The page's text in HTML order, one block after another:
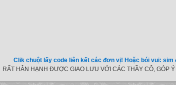
Clik chuột lấy code liên kết các đơn vị! Hoặc bói vui: sim đẹp,
RẤT HÂN HẠNH ĐƯỢC GIAO LƯU VỚI CÁC THẦY CÔ, GÓP